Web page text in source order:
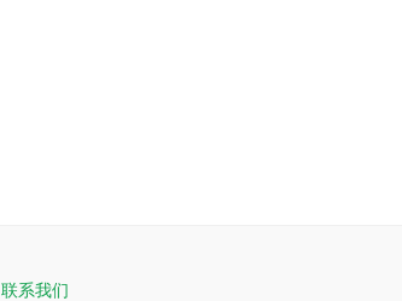
联系我们